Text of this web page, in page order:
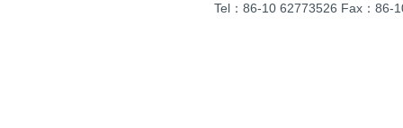
Tel：86-10 62773526 Fax：86-